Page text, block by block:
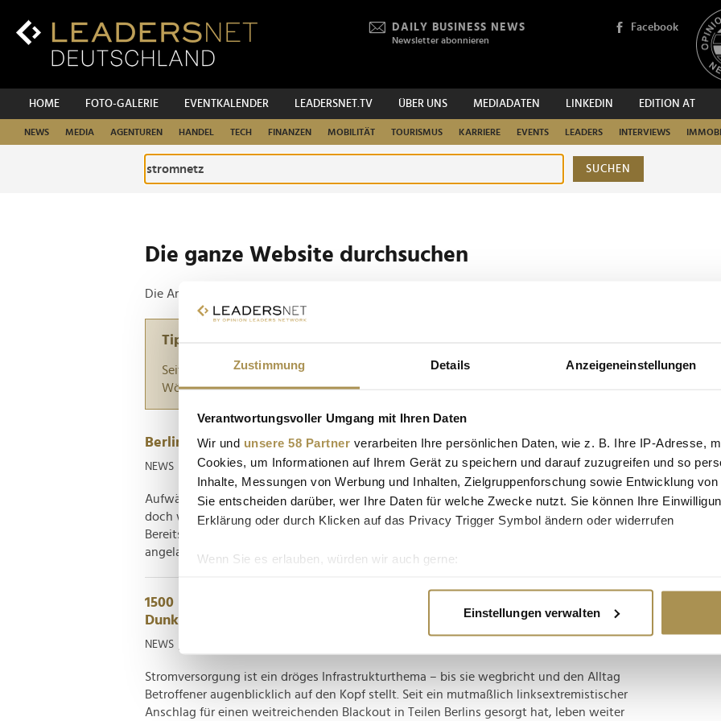
Zustimmung Details Anzeigeneinstellungen
Verantwortungsvoller Umgang mit Ihren Daten
Wir und unsere 58 Partner verarbeiten Ihre persönlichen Daten, wie z. B. Ihre IP-Adresse,
Cookies, um Informationen auf Ihrem Gerät zu speichern und darauf zuzugreifen und so
Inhalte, Messungen von Werbung und Inhalten, Zielgruppenforschung sowie Entwicklung
Sie entscheiden darüber, wer Ihre Daten für welche Zwecke nutzt. Sie können Ihre
Erklärung oder durch Klicken auf das Privacy Trigger Symbol ändern oder widerrufen
Wenn Sie es erlauben, würden wir auch gerne:
Erfahren Sie mehr darüber, wie Ihre persönlichen Daten verarbeitet werden, und legen Sie
Wir verwenden Cookies, um Inhalte und Anzeigen zu personalisieren, Funktionen für soziale
und die Zugriffe auf unsere Website zu analysieren. Außerdem geben wir Informationen zu
Einstellungen verwalten
Inhalt
DAILY BUSINESS NEWS
Newsletter abonnieren
Facebook
HOME FOTO-GALERIE EVENTKALENDER LEADERSNET.TV ÜBER UNS MEDIADATEN LINKEDIN EDITION AT
NEWS MEDIA AGENTUREN HANDEL TECH FINANZEN MOBILITÄT TOURISMUS KARRIERE EVENTS LEADERS INTERVIEWS
SUCHEN
Die ganze Website durchsuchen
Die Anfrage ergab 2 Treffer.
Tipp
Seiten suchen, die genau diese Wortgruppe enthalten: Setzen Sie die gesuchten
Wörter zwischen Anführungszeichen: zb "Vorname Nachname".
Berliner Blackout ist beendet
NEWS | 07.01.2026
Aufwändige Reparaturmaßnahmen werden selten schneller als geplant abgeschlossen –
doch wenn es eine wünschenswerte Ausnahme für die Regel gibt, dann wohl diese:
Bereits am Mittwochvormittag ist die schrittweise Wiederversorgung der Gebiete
angelaufen, die in Berlin seit Samstag von einem...
1500 Unternehmen bis Donnerstag ohne Strom – und noch länger im
Dunkeln?
NEWS
Stromversorgung ist ein dröges Infrastrukturthema – bis sie wegbricht und den Alltag
Betroffener augenblicklich auf den Kopf stellt. Seit ein mutmaßlich linksextremistischer
Anschlag für einen weitreichenden Blackout in Teilen Berlins gesorgt hat, leben weiter